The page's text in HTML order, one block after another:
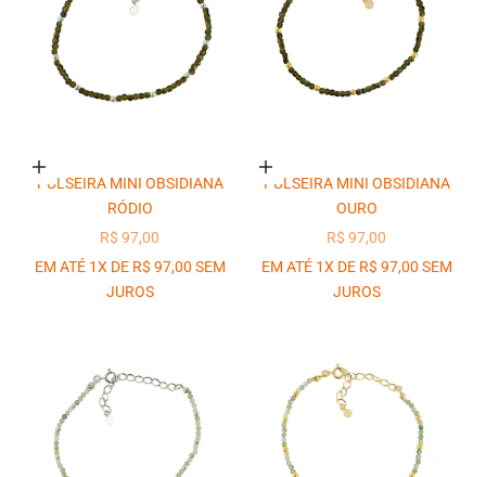
Adicionar ao carrinho
PULSEIRA MINI OBSIDIANA
RÓDIO
PREÇO PROMOCIONAL
R$ 97,00
EM ATÉ 1X DE R$ 97,00 SEM
JUROS
Adicionar ao carrinho
PULSEIRA MINI OBSIDIANA
OURO
PREÇO PROMOCIONAL
R$ 97,00
EM ATÉ 1X DE R$ 97,00 SEM
JUROS